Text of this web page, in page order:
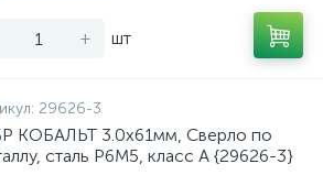
+ шт
29626-3
КОБАЛЬТ 3.0х61мм, Сверло по
сталь Р6М5, класс А {29626-3}